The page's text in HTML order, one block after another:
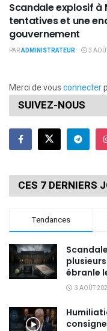
Scandale explosif à
tentatives et une
gouvernement
PARADMINISTRATEUR 3
Merci de vousconnecter
SUIVEZ-NOUS
CES 7 DERNIERS
Tendances
ébranle
3 AOÛT